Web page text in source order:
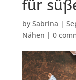
für
by Sabrina |
Nähen | 0